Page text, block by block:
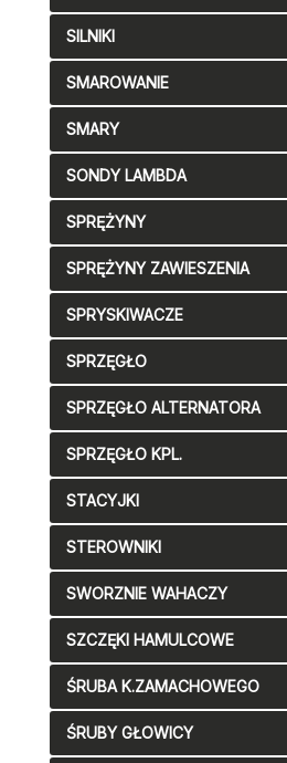
SILNIKI
SMAROWANIE
SMARY
SONDY LAMBDA
SPRĘŻYNY
SPRĘŻYNY ZAWIESZENIA
SPRYSKIWACZE
SPRZĘGŁO
SPRZĘGŁO ALTERNATORA
SPRZĘGŁO KPL.
STACYJKI
STEROWNIKI
SWORZNIE WAHACZY
SZCZĘKI HAMULCOWE
ŚRUBA K.ZAMACHOWEGO
ŚRUBY GŁOWICY